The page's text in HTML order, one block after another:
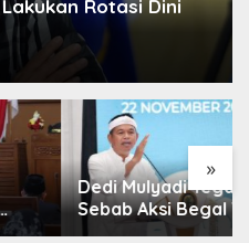
Rotasi Dini
»
Dedi Mulyadi Tegaskan
Sebab Aksi Begal Tak
Boleh Hanya Dikaitkan